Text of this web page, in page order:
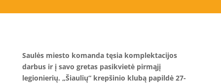
Saulės miesto komanda tęsia komplektacijos
darbus ir į savo gretas pasikvietė pirmąjį
legionierių. „Šiaulių“ krepšinio klubą papildė 27-